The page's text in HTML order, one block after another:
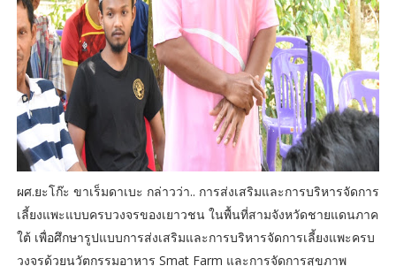
ผศ.ยะโก๊ะ ขาเร็มดาเบะ กล่าวว่า.. การส่งเสริมและการบริหารจัดการ
เลี้ยงแพะแบบครบวงจรของเยาวชน ในพื้นที่สามจังหวัดชายแดนภาค
ใต้ เพื่อศึกษารูปแบบการส่งเสริมและการบริหารจัดการเลี้ยงแพะครบ
วงจรด้วยนวัตกรรมอาหาร Smat Farm และการจัดการสุขภาพ